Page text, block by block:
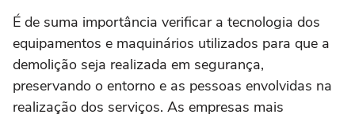
É de suma importância verificar a tecnologia dos
equipamentos e maquinários utilizados para que a
demolição seja realizada em segurança,
preservando o entorno e as pessoas envolvidas na
realização dos serviços. As empresas mais